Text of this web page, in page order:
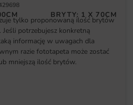
BRYTY: 1 X 70CM
tylko proponowaną ilość brytów
Jeśli potrzebujesz konkretną
informację w uwagach dla
razie fototapeta może zostać
mniejszą ilość brytów.